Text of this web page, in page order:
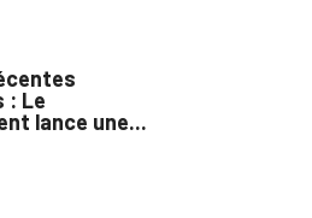
: Le
lance une...